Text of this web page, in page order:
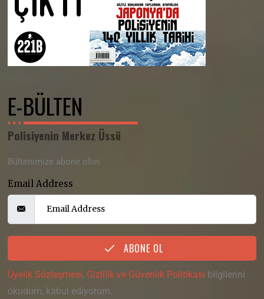
E-BÜLTEN
Polisiyenin Merkez Üssü
Bültenimize abone olun
Email Address
ABONE OL
Üyelik Sözleşmesi, Gizlilik ve Güvenlik Politikası bilgilerini
okudum, kabul ediyorum.